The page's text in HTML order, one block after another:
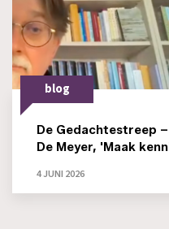
blog
De Gedachtestreep
De Meyer, 'Maak
4 JUNI 2026